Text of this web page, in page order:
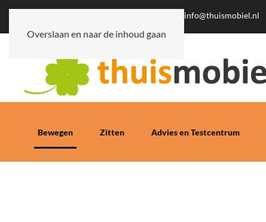
Overslaan en naar de inhoud gaan
info@thuismobiel.nl
Bewegen Zitten Advies en Testcentrum